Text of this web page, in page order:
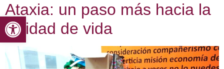
Abrir barra de herramientas
Ataxia: un paso más hacia la
calidad de vida